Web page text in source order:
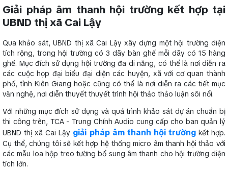
Giải pháp âm thanh hội trường kết hợp tại
UBND thị xã Cai Lậy
Qua khảo sát, UBND thị xã Cai Lậy xây dựng một hội trường diện
tích rộng, trong hội trường có 3 dãy bàn ghế mỗi dãy có 15 hàng
ghế. Mục đích sử dụng hội trường đa di năng, có thể là nơi diễn ra
các cuộc họp đại biểu đại diện các huyện, xã với cơ quan thành
phố, tỉnh Kiên Giang hoặc cũng có thể là nơi diễn ra các tiết mục
văn nghệ, nơi diễn thuyết thuyết trình hội thảo thảo luận sôi nổi.
Với những mục đích sử dụng và quá trình khảo sát dự án chuẩn bị
thi công trên, TCA - Trung Chính Audio cung cấp cho ban quản lý
UBND thị xã Cai Lậy giải pháp âm thanh hội trườngkết hợp.
Cụ thể, chúng tôi sẽ kết hợp hệ thống micro âm thanh hội thảo với
các mẫu loa hộp treo tường bổ sung âm thanh cho hội trường diện
tích lớn.